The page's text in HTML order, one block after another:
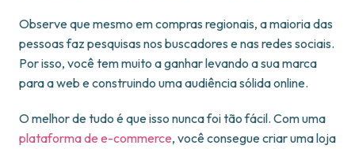
Observe que mesmo em compras regionais, a maioria das
pessoas faz pesquisas nos buscadores e nas redes sociais.
Por isso, você tem muito a ganhar levando a sua marca
para a web e construindo uma audiência sólida online.
O melhor de tudo é que isso nunca foi tão fácil. Com uma
plataforma de e-commerce, você consegue criar uma loja